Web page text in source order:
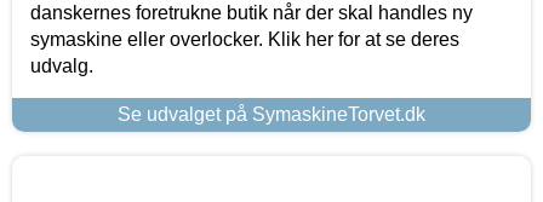
danskernes foretrukne butik når der skal handles ny
symaskine eller overlocker. Klik her for at se deres
udvalg.
Se udvalget på SymaskineTorvet.dk